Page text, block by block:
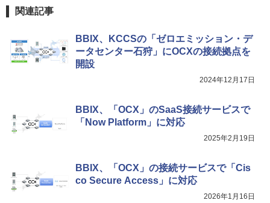
関連記事
BBIX、KCCSの「ゼロエミッション・デ
ータセンター石狩」にOCXの接続拠点を
開設
2024年12月17日
BBIX、「OCX」のSaaS接続サービスで
「Now Platform」に対応
2025年2月19日
BBIX、「OCX」の接続サービスで「Cis
co Secure Access」に対応
2026年1月16日